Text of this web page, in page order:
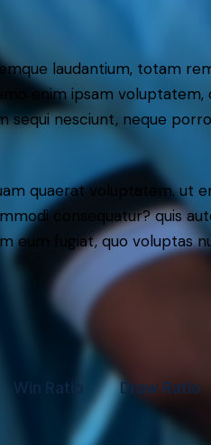
laudantium, totam
enim ipsam voluptatem,
nesciunt, neque
quaerat voluptatem. ut
consequatur? quis
eum fugiat, quo voluptas
Win Ratio Draw Ratio